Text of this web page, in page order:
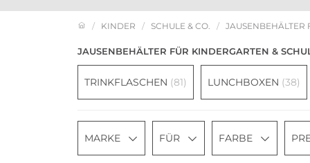
KINDER SCHULE & CO. JAUSENBEHÄLTER
JAUSENBEHÄLTER FÜR KINDERGARTEN &
TRINKFLASCHEN (81) LUNCHBOXEN (38)
MARKE FÜR FARBE